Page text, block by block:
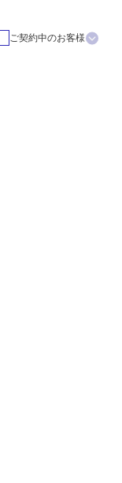
ご契約中のお客様